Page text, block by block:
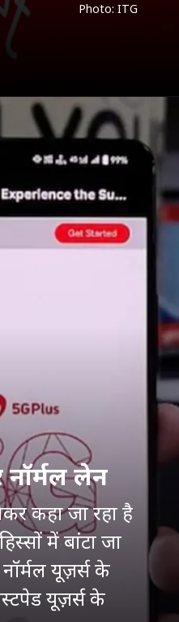
Photo: ITG
लेन
कहा जा रहा है
में बांटा जा
यूज़र्स के
यूज़र्स के